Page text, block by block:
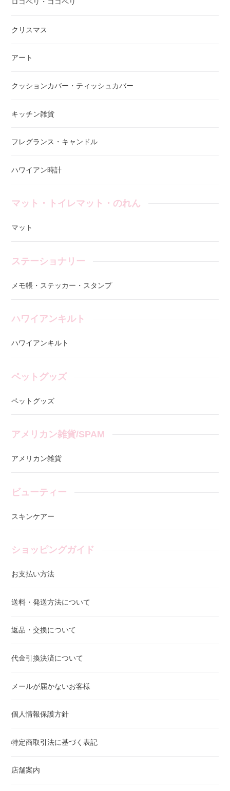
クリスマス
アート
クッションカバー・ティッシュカバー
キッチン雑貨
フレグランス・キャンドル
ハワイアン時計
マット・トイレマット・のれん
マット
ステーショナリー
メモ帳・ステッカー・スタンプ
ハワイアンキルト
ハワイアンキルト
ペットグッズ
ペットグッズ
アメリカン雑貨/SPAM
アメリカン雑貨
ビューティー
スキンケアー
ショッピングガイド
お支払い方法
送料・発送方法について
返品・交換について
代金引換決済について
メールが届かないお客様
個人情報保護方針
特定商取引法に基づく表記
店舗案内